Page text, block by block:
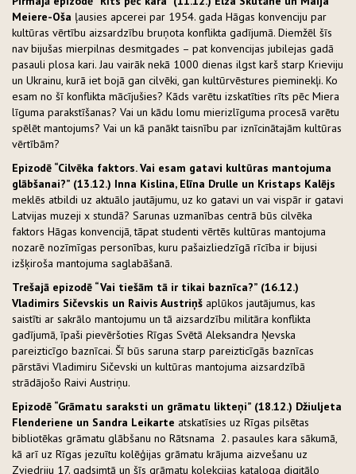
Meiere-Oša ļausies apcerei par 1954. gada Hāgas konvenciju par
kultūras vērtību aizsardzību bruņota konflikta gadījumā. Diemžēl šīs
nav bijušas mierpilnas desmitgades – pat konvencijas jubilejas gadā
pasauli plosa kari. Jau vairāk nekā 1000 dienas ilgst karš starp Krieviju
un Ukrainu, kurā iet bojā gan cilvēki, gan kultūrvēstures pieminekļi. Ko
esam no šī konflikta mācījušies? Kāds varētu izskatīties rīts pēc Miera
līguma parakstīšanas? Vai un kādu lomu mierizlīguma procesā varētu
spēlēt mantojums? Vai un kā panākt taisnību par iznīcinātajām kultūras
vērtībām?
Epizodē “Cilvēka faktors. Vai esam gatavi kultūras mantojuma
glābšanai?” (13.12.) Inna Kislina, Elīna Drulle un Kristaps Kalējs
meklēs atbildi uz aktuālo jautājumu, uz ko gatavi un vai vispār ir gatavi
Latvijas muzeji x stundā? Sarunas uzmanības centrā būs cilvēka
faktors Hāgas konvencijā, tāpat studenti vērtēs kultūras mantojuma
nozarē nozīmīgas personības, kuru pašaizliedzīgā rīcība ir bijusi
izšķiroša mantojuma saglabāšanā.
Trešajā epizodē “Vai tiešām tā ir tikai baznīca?” (16.12.)
Vladimirs Sičevskis un Raivis Austriņš aplūkos jautājumus, kas
saistīti ar sakrālo mantojumu un tā aizsardzību militāra konflikta
gadījumā, īpaši pievēršoties Rīgas Svētā Aleksandra Ņevska
pareizticīgo baznīcai. Šī būs saruna starp pareizticīgās baznīcas
pārstāvi Vladimiru Sičevski un kultūras mantojuma aizsardzībā
strādājošo Raivi Austriņu.
Epizodē “Grāmatu saraksti un grāmatu likteņi” (18.12.) Džiuljeta
Flenderiene un Sandra Leikarte atskatīsies uz Rīgas pilsētas
bibliotēkas grāmatu glābšanu no Rātsnama 2. pasaules kara sākumā,
kā arī uz Rīgas jezuītu kolēģijas grāmatu krājuma aizvešanu uz
Zviedriju 17. gadsimtā un šīs grāmatu kolekcijas kataloga digitālo